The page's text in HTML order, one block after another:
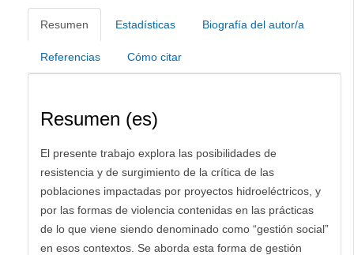
Resumen Estadísticas Biografía del autor/a
Referencias Cómo citar
Resumen (es)
El presente trabajo explora las posibilidades de
resistencia y de surgimiento de la crítica de las
poblaciones impactadas por proyectos hidroeléctricos, y
por las formas de violencia contenidas en las prácticas
de lo que viene siendo denominado como “gestión social”
en esos contextos. Se aborda esta forma de gestión